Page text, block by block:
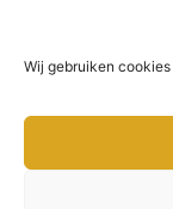
Wij gebruiken
Veelgestelde